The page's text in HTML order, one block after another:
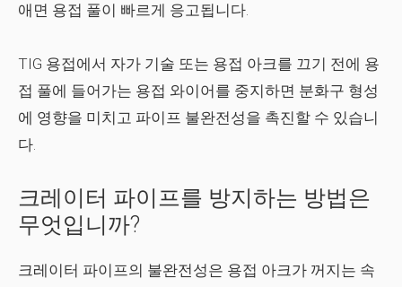
애면 용접 풀이 빠르게 응고됩니다.
TIG 용접에서 자가 기술 또는 용접 아크를 끄기 전에 용
접 풀에 들어가는 용접 와이어를 중지하면 분화구 형성
에 영향을 미치고 파이프 불완전성을 촉진할 수 있습니
다.
크레이터 파이프를 방지하는 방법은
무엇입니까?
크레이터 파이프의 불완전성은 용접 아크가 꺼지는 속